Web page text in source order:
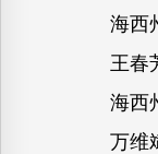
海西
王春
海西
万维